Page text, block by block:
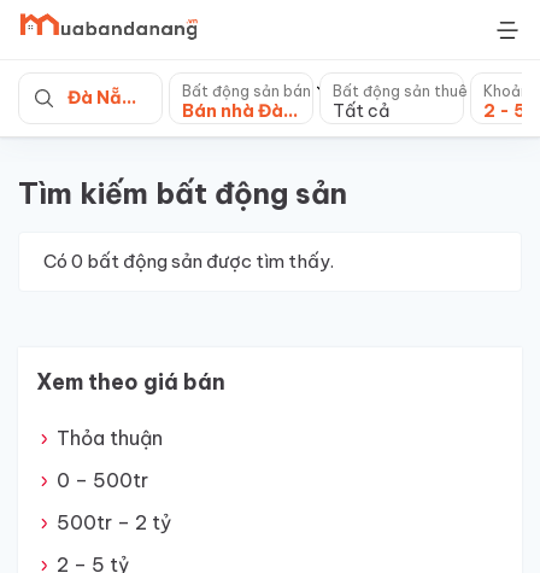
Skip
content
Đà Nẵng Bất động sản bán
Bán nhà Đà Nẵng
Bất động sản thuê
Tất cả 2 - 5
Tìm kiếm bất động sản
Có 0 bất động sản được tìm thấy.
Xem theo giá bán
Thỏa thuận
0 – 500tr
500tr – 2 tỷ
2 – 5 tỷ